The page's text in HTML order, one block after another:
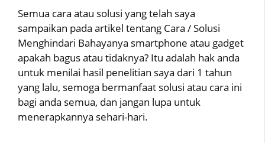
Semua cara atau solusi yang telah saya
sampaikan pada artikel tentang Cara / Solusi
Menghindari Bahayanya smartphone atau gadget
apakah bagus atau tidaknya? Itu adalah hak anda
untuk menilai hasil penelitian saya dari 1 tahun
yang lalu, semoga bermanfaat solusi atau cara ini
bagi anda semua, dan jangan lupa untuk
menerapkannya sehari-hari.